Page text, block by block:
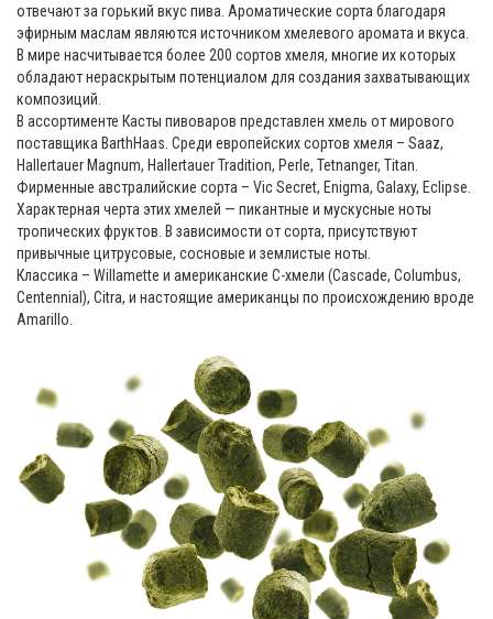
отвечают за горький вкус пива. Ароматические сорта благодаря
эфирным маслам являются источником хмелевого аромата и вкуса.
В мире насчитывается более 200 сортов хмеля, многие их которых
обладают нераскрытым потенциалом для создания захватывающих
композиций.
В ассортименте Касты пивоваров представлен хмель от мирового
поставщика BarthHaas. Среди европейских сортов хмеля – Saaz,
Hallertauer Magnum, Hallertauer Tradition, Perle, Tetnanger, Titan.
Фирменные австралийские сорта – Vic Secret, Enigma, Galaxy, Eclipse.
Характерная черта этих хмелей — пикантные и мускусные ноты
тропических фруктов. В зависимости от сорта, присутствуют
привычные цитрусовые, сосновые и землистые ноты.
Классика – Willamette и американские С-хмели (Cascade, Columbus,
Centennial), Citra, и настоящие американцы по происхождению вроде
Amarillo.